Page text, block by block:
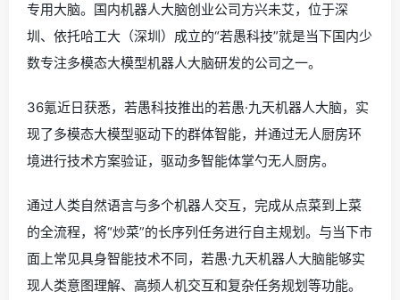
专用大脑。国内机器人大脑创业公司方兴未艾，位于深
圳、依托哈工大（深圳）成立的“若愚科技”就是当下国内少
数专注多模态大模型机器人大脑研发的公司之一。
36氪近日获悉，若愚科技推出的若愚·九天机器人大脑，实
现了多模态大模型驱动下的群体智能，并通过无人厨房环
境进行技术方案验证，驱动多智能体掌勺无人厨房。
通过人类自然语言与多个机器人交互，完成从点菜到上菜
的全流程，将“炒菜”的长序列任务进行自主规划。与当下市
面上常见具身智能技术不同，若愚·九天机器人大脑能够实
现人类意图理解、高频人机交互和复杂任务规划等功能。